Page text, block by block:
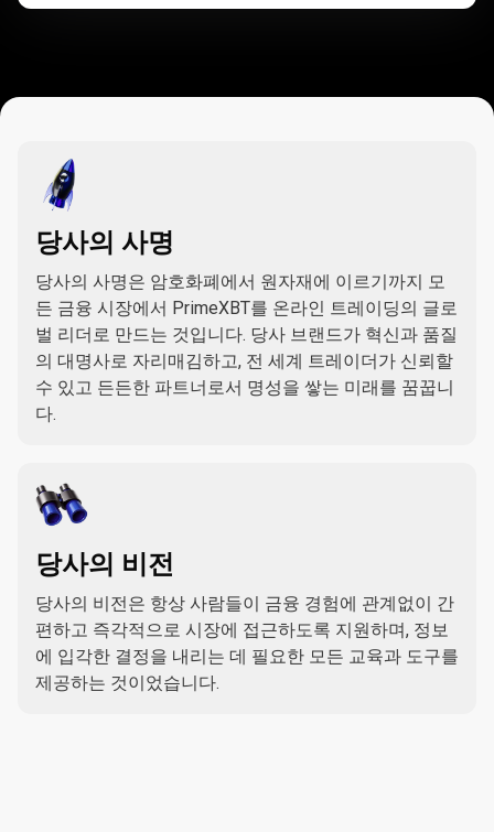
당사의 사명
당사의 사명은 암호화폐에서 원자재에 이르기까지 모
든 금융 시장에서 PrimeXBT를 온라인 트레이딩의 글로
벌 리더로 만드는 것입니다. 당사 브랜드가 혁신과 품질
의 대명사로 자리매김하고, 전 세계 트레이더가 신뢰할
수 있고 든든한 파트너로서 명성을 쌓는 미래를 꿈꿉니
다.
당사의 비전
당사의 비전은 항상 사람들이 금융 경험에 관계없이 간
편하고 즉각적으로 시장에 접근하도록 지원하며, 정보
에 입각한 결정을 내리는 데 필요한 모든 교육과 도구를
제공하는 것이었습니다.